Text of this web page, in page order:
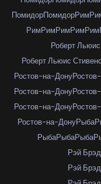
ПомидорПомидорРим
РимРимРимРимРим
Роберт
Роберт Льюис
Ростов-на-Дону
Ростов-на-Дону
Ростов-на-Дону
Ростов-на-ДонуРыба
РыбаРыбаРыба
Рэй
Рэй